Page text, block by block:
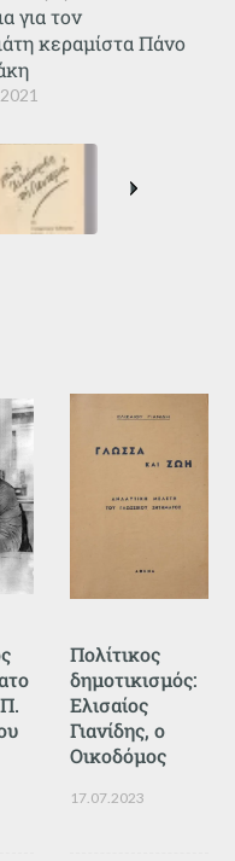
για τον
κεραμίστα Πάνο
Πολίτικος
δημοτικισμός:
Ελισαίος
Γιανίδης, ο
Οικοδόμος
17.07.2023